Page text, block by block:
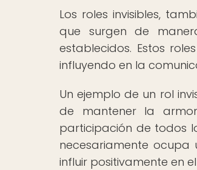
Los roles invisibles,
que surgen de
establecidos. Estos
influyendo en la
Un ejemplo de un rol
de mantener la
participación de todos
necesariamente
influir positivamente en